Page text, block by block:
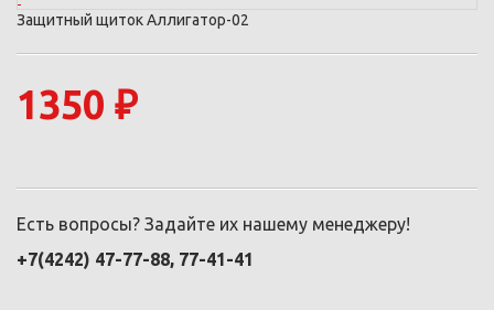
Защитный щиток Аллигатор-02
1350 ₽
Есть вопросы? Задайте их нашему менеджеру!
+7(4242) 47-77-88, 77-41-41